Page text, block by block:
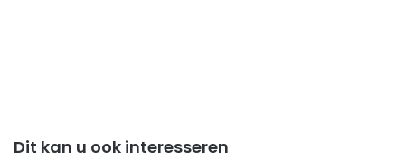
Dit kan u ook interesseren